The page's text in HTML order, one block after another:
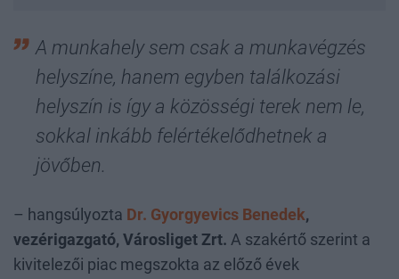
A munkahely sem csak a munkavégzés
helyszíne, hanem egyben találkozási
helyszín is így a közösségi terek nem le,
sokkal inkább felértékelődhetnek a
jövőben.
– hangsúlyozta Dr. Gyorgyevics Benedek,
vezérigazgató, Városliget Zrt. A szakértő szerint a
kivitelezői piac megszokta az előző évek